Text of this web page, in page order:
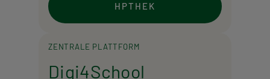
HPTHEK
ZENTRALE PLATTFORM
Digi4School